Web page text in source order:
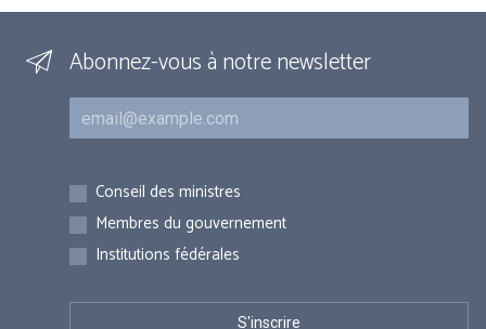
Abonnez-vous à notre newsletter
Courriel
Inscriptions
Conseil des ministres
Membres du gouvernement
Institutions fédérales